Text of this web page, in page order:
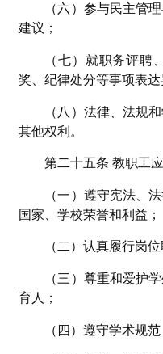
（六）参与民主管
建议；
（七）就职务评聘
奖、纪律处分等事项表达
（八）法律、法规
其他权利。
第二十五条 教职工
（一）遵守宪法、
国家、学校荣誉和利益；
（二）认真履行岗
（三）尊重和爱护
育人；
（四）遵守学术规